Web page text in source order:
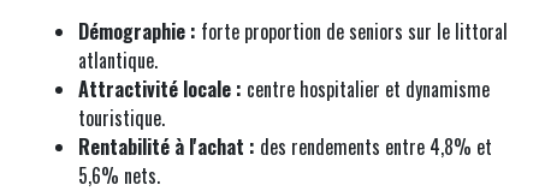
Démographie : forte proportion de seniors sur le littoral
atlantique.
Attractivité locale : centre hospitalier et dynamisme
touristique.
Rentabilité à l'achat : des rendements entre 4,8% et
5,6% nets.